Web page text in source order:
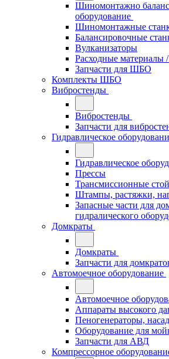
Шиномонтажно
оборудование
Шиномонтажные
Балансировочные
Вулканизаторы
Расходные материалы
Запчасти для ШБО
Комплекты ШБО
Вибростенды
Вибростенды
Запчасти для
Гидравлическое
Гидравлическое
Прессы
Трансмиссионные
Штампы, растяжки,
Запасные части для
гидралического
Домкраты
Домкраты
Запчасти для
Автомоечное оборудование
Автомоечное
Аппараты высокого
Пеногенераторы,
Оборудование для
Запчасти для АВД
Компрессорное